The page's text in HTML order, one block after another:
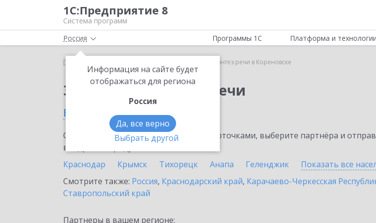
1С:Предприятие 8
Система программ
Россия
Информация на сайте будет
отображаться для региона
Россия
Да, все верно
Выбрать другой
Программы 1С Платформа и технологии
Главная 1С:Синтез речи в Кореновске
Заказать 1С:Синтез речи
в Кореновске
Ознакомьтесь с информационными карточками, выберите партнёра и
внедрение продукта.
Краснодар
Крымск Тихорецк Анапа Геленджик Показать все
Смотрите также: Россия, Краснодарский край, Карачаево-Черкесская
Ставропольский край
Партнеры в вашем регионе: